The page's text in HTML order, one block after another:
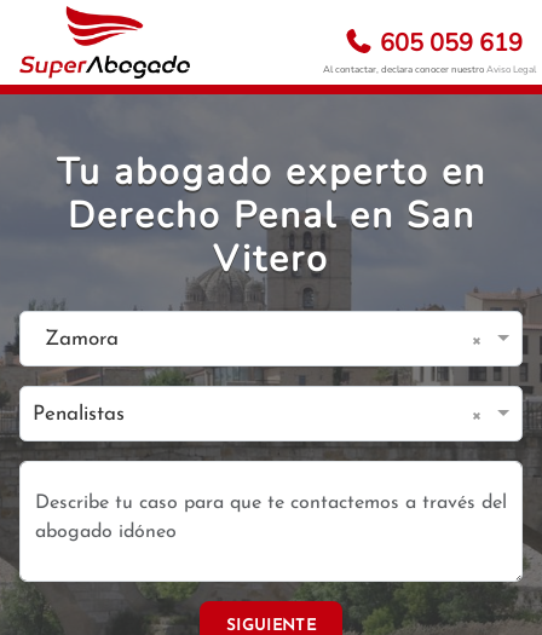
605 059 619
Al contactar, declara conocer nuestroAviso Legal
Tu abogado experto en
Derecho Penal en San
Vitero
Zamora ×
Penalistas ×
SIGUIENTE